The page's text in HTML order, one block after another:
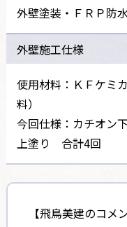
外壁塗装・ＦＲＰ防
外壁施工仕様
使用材料：ＫＦケミ
料）
今回仕様：カチオン
上塗り 合計4回
【飛鳥美建のコメ